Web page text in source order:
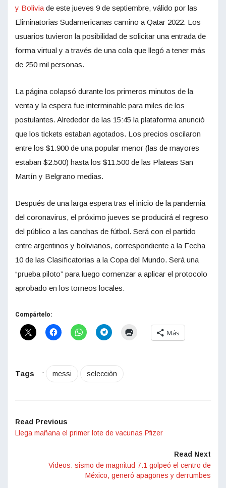
y Bolivia de este jueves 9 de septiembre, válido por las
Eliminatorias Sudamericanas camino a Qatar 2022. Los
usuarios tuvieron la posibilidad de solicitar una entrada de
forma virtual y a través de una cola que llegó a tener más
de 250 mil personas.
La página colapsó durante los primeros minutos de la
venta y la espera fue interminable para miles de los
postulantes. Alrededor de las 15:45 la plataforma anunció
que los tickets estaban agotados. Los precios oscilaron
entre los $1.900 de una popular menor (las de mayores
estaban $2.500) hasta los $11.500 de las Plateas San
Martín y Belgrano medias.
Después de una larga espera tras el inicio de la pandemia
del coronavirus, el próximo jueves se producirá el regreso
del público a las canchas de fútbol. Será con el partido
entre argentinos y bolivianos, correspondiente a la Fecha
10 de las Clasificatorias a la Copa del Mundo. Será una
“prueba piloto” para luego comenzar a aplicar el protocolo
aprobado en los torneos locales.
Compártelo:
Más
Tags : messi selecciòn
Read Previous
Llega mañana el primer lote de vacunas Pfizer
Read Next
Videos: sismo de magnitud 7.1 golpeó el centro de
México, generó apagones y derrumbes